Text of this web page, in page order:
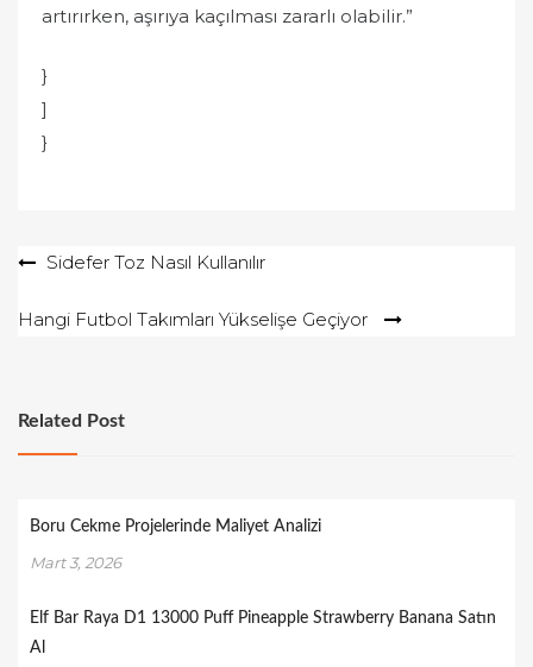
artırırken, aşırıya kaçılması zararlı olabilir.”
}
]
}
YazıSidefer Toz Nasıl Kullanılır
Hangi Futbol Takımları Yükselişe Geçiyor
Related Post
Boru Cekme Projelerinde Maliyet Analizi
Mart 3, 2026
Elf Bar Raya D1 13000 Puff Pineapple Strawberry Banana Satın
Al